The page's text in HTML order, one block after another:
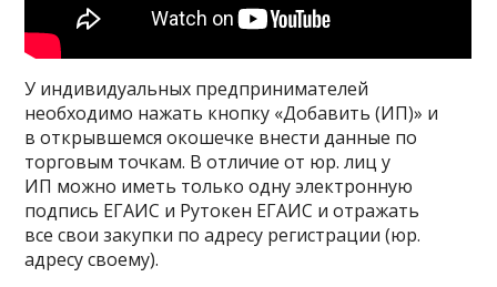
У индивидуальных предпринимателей
необходимо нажать кнопку «Добавить (ИП)» и
в открывшемся окошечке внести данные по
торговым точкам. В отличие от юр. лиц у
ИП можно иметь только одну электронную
подпись ЕГАИС и Рутокен ЕГАИС и отражать
все свои закупки по адресу регистрации (юр.
адресу своему).